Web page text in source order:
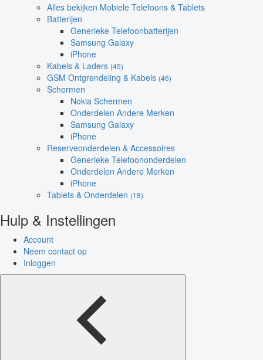
Alles bekijken Mobiele Telefoons & Tablets
Batterijen
Generieke Telefoonbatterijen
Samsung Galaxy
iPhone
Kabels & Laders (45)
GSM Ontgrendeling & Kabels (46)
Schermen
Nokia Schermen
Onderdelen Andere Merken
Samsung Galaxy
iPhone
Reserveonderdelen & Accessoires
Generieke Telefoononderdelen
Onderdelen Andere Merken
iPhone
Tablets & Onderdelen (18)
Hulp & Instellingen
Account
Neem contact op
Inloggen